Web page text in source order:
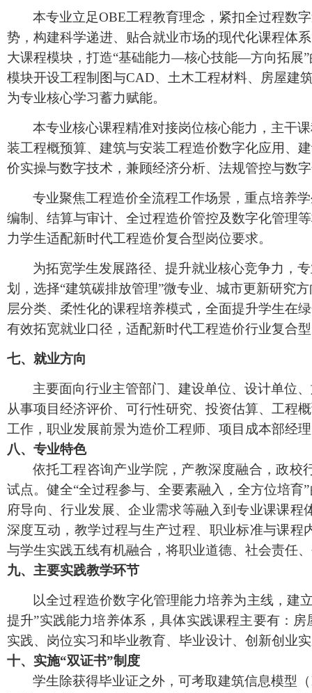
本专业立足OBE工程教育理念，紧扣全过程数
势，构建科学递进、贴合就业市场的现代化课程体
大课程模块，打造“基础能力—核心技能—方向拓展
模块开设工程制图与CAD、土木工程材料、房屋建
为专业核心学习蓄力赋能。
本专业核心课程精准对接岗位核心能力，主干
装工程概预算、建筑与安装工程造价数字化应用、
价实操与数字技术，兼顾经济分析、法规管控与数
专业聚焦工程造价全流程工作场景，重点培养
编制、结算与审计、全过程造价管控及数字化管理
力学生适配新时代工程造价复合型岗位要求。
为拓宽学生发展路径、提升就业核心竞争力，
划，选择“建筑碳排放管理”微专业、城市更新研究
层分类、柔性化的课程培养模式，全面提升学生在
有效拓宽就业口径，适配新时代工程造价行业复合
七、 就业方向
主要面向行业主管部门、建设单位、设计单位
从事项目经济评价、可行性研究、投资估算、工程
工作 ， 职业发展前景为造价工程师、 项目成本部经
八、 专业特色
依托工程咨询产业学院，产教深度融合，政校
试点。健全“全过程参与、全要素融入，全方位培
府导向、行业发展、企业需求等融入到专业课课
深度互动，教学过程与生产过程、职业标准与课
与学生实践五线有机融合，将职业道德、社会责任
九、 主要实践教学环节
以全过程造价数字化管理能力培养为主线，建
提升”实践能力培养体系，具体实践课程主要有：
实践、岗位实习和毕业教育、毕业设计、创新创业
十、实施“双证书”制度
学生除获得毕业证之外，可考取建筑信息模型（